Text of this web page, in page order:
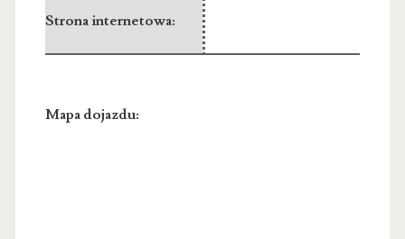
Strona internetowa:
Mapa dojazdu: